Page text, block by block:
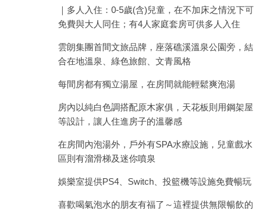
｜多人入住：0-5歲(含)兒童，在不加床之情況下可
免費與大人同住；有4人家庭套房可供多人入住
雲朗集團首間文旅品牌，座落礁溪溫泉公園旁，結
合在地溫泉、綠色旅館、文青風格
每間房都有獨立湯屋，在房間就能輕鬆爽泡湯
房內以純白色調搭配原木家俱，天花板則用鋼架屋
等設計，讓人住進房子的溫馨感
在房間內泡湯外，戶外有SPA水療設施，兒童戲水
區則有溜滑梯及迷你噴泉
娛樂室提供PS4、Switch、投籃機等設施免費暢玩
喜歡喝氣泡水的朋友有福了～這裡提供無限暢飲的